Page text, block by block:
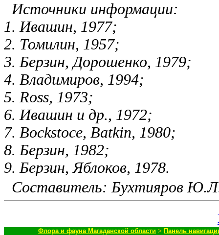
Источники информации:
1. Ивашин, 1977;
2. Томилин, 1957;
3. Берзин, Дорошенко, 1979;
4. Владимиров, 1994;
5. Ross, 1973;
6. Ивашин и др., 1972;
7. Bockstoce, Ваtkin, 1980;
8. Берзин, 1982;
9. Берзин, Яблоков, 1978.
Составитель: Бухтияров
Флора и фауна Магаданской области > Панель